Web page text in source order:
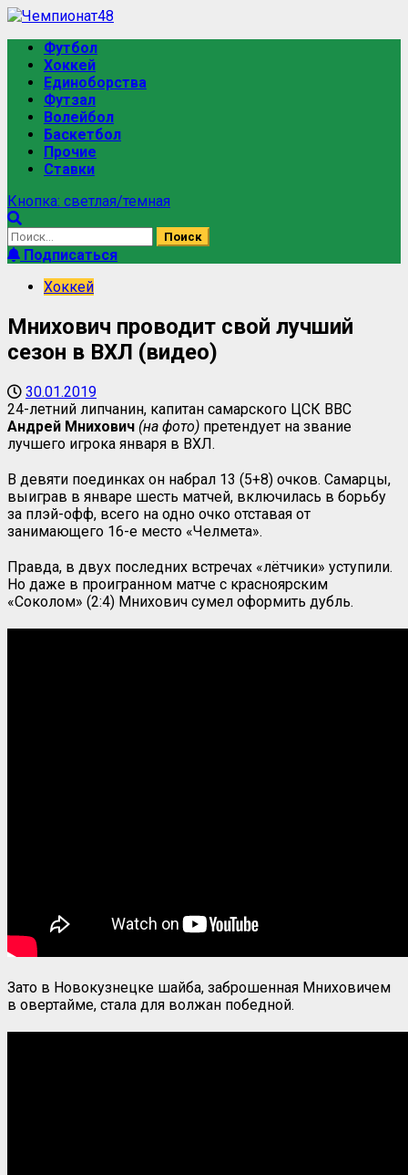
Футбол
Хоккей
Единоборства
Футзал
Волейбол
Баскетбол
Прочие
Ставки
Кнопка: светлая/темная
Подписаться
Хоккей
Мнихович проводит свой лучший
сезон в ВХЛ (видео)
30.01.2019
24-летний липчанин, капитан самарского ЦСК ВВС
Андрей Мнихович (на фото) претендует на звание
лучшего игрока января в ВХЛ.
В девяти поединках он набрал 13 (5+8) очков. Самарцы,
выиграв в январе шесть матчей, включилась в борьбу
за плэй-офф, всего на одно очко отставая от
занимающего 16-е место «Челмета».
Правда, в двух последних встречах «лётчики» уступили.
Но даже в проигранном матче с красноярским
«Соколом» (2:4) Мнихович сумел оформить дубль.
Зато в Новокузнецке шайба, заброшенная Мниховичем
в овертайме, стала для волжан победной.